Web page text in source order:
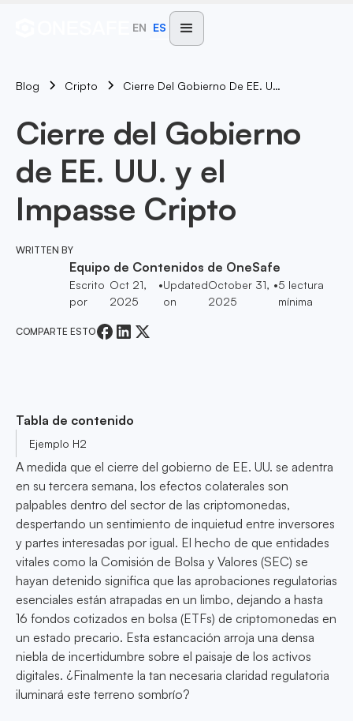
EN ES
Blog Cripto Cierre Del Gobierno De EE. UU. Y El Impasse Cripto
Cierre del Gobierno
de EE. UU. y el
Impasse Cripto
WRITTEN BY
Equipo de Contenidos de OneSafe
Escrito
por
Oct 21,
2025
•Updated
on
October 31,
2025
•5 lectura
mínima
COMPARTE ESTO
Tabla de contenido
Ejemplo H2
A medida que el cierre del gobierno de EE. UU. se adentra
en su tercera semana, los efectos colaterales son
palpables dentro del sector de las criptomonedas,
despertando un sentimiento de inquietud entre inversores
y partes interesadas por igual. El hecho de que entidades
vitales como la Comisión de Bolsa y Valores (SEC) se
hayan detenido significa que las aprobaciones regulatorias
esenciales están atrapadas en un limbo, dejando a hasta
16 fondos cotizados en bolsa (ETFs) de criptomonedas en
un estado precario. Esta estancación arroja una densa
niebla de incertidumbre sobre el paisaje de los activos
digitales. ¿Finalmente la tan necesaria claridad regulatoria
iluminará este terreno sombrío?